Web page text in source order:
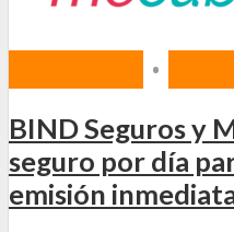
•
BIND Seguros y
seguro por día
emisión